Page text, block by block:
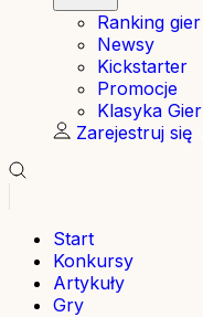
Ranking gier
Newsy
Kickstarter
Promocje
Klasyka Gier
Zarejestruj się
Start
Konkursy
Artykuły
Gry